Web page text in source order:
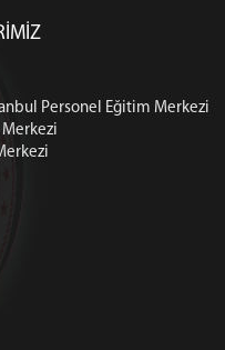
Personel Eğitim Merkezi